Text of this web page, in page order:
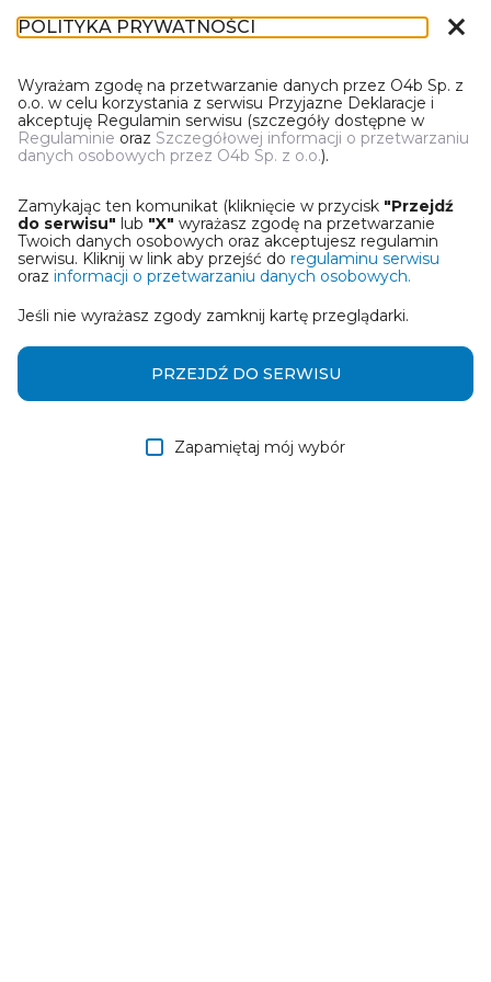
WYBIERZ JEDNĄ Z OPCJI
Wczytaj deklarację z pliku Excel
Utwórz deklarację z wykorzystaniem kreatora online
Przywróć ostatnią deklarację
Wczytaj deklarację z pliku roboczego DEK
POLITYKA PRYWATNOŚCI close
Wyrażam zgodę na przetwarzanie danych przez O4b Sp. z
o.o. w celu korzystania z serwisu Przyjazne Deklaracje i
akceptuję Regulamin serwisu (szczegóły dostępne w
Regulaminie oraz Szczegółowej informacji o przetwarzaniu
danych osobowych przez O4b Sp. z o.o.).
Zamykając ten komunikat (kliknięcie w przycisk "Przejdź
do serwisu" lub "X" wyrażasz zgodę na przetwarzanie
Twoich danych osobowych oraz akceptujesz regulamin
serwisu. Kliknij w link aby przejść do regulaminu serwisu
oraz informacji o przetwarzaniu danych osobowych.
Jeśli nie wyrażasz zgody zamknij kartę przeglądarki.
Zapamiętaj mój wybór
PRZEJDŹ DO SERWISU